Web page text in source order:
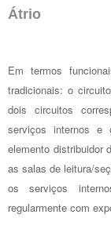
Átrio
Em termos
tradicionais: o
dois circuitos
serviços internos e
elemento distribuidor
as salas de leitura/
os serviços
regularmente com